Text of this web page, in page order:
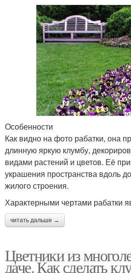
Особенности
Как видно на фото рабатки, она
длинную яркую клумбу,
видами растений и цветов. Её
украшения пространства вдоль
жилого строения.
Характерными чертами рабатки
читать дальше →
Цветники из
даче. Как сделать